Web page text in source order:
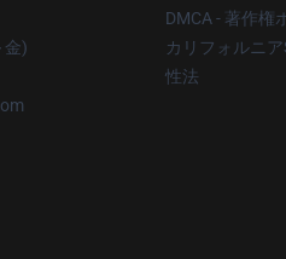
金)
DMCA - 著作権
カリフォルニ
性法